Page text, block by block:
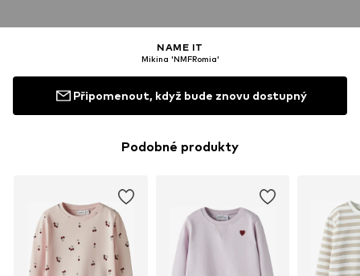
NAME IT
Mikina 'NMFRomia'
Připomenout, když bude znovu dostupný
Podobné produkty